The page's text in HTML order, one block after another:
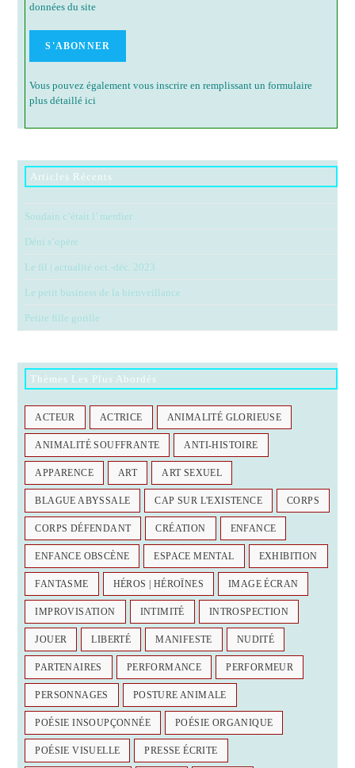
données du site
Vous pouvez également vous inscrire en remplissant un formulaire
plus détaillé ici
Articles Récents
Soudain c’était l’ merdier
Déni s’opère
Le fil | actualité oct.-déc. 2023
Le petit business de la bienveillance
Petite fille gorille
Thèmes Les Plus Abordés
ACTEUR ACTRICE ANIMALITÉ GLORIEUSE
ANIMALITÉ SOUFFRANTE ANTI-HISTOIRE
APPARENCE ART ART SEXUEL
BLAGUE ABYSSALE CAP SUR L'EXISTENCE CORPS
CORPS DÉFENDANT CRÉATION ENFANCE
ENFANCE OBSCÈNE ESPACE MENTAL EXHIBITION
FANTASME HÉROS | HÉROÏNES IMAGE ÉCRAN
IMPROVISATION INTIMITÉ INTROSPECTION
JOUER LIBERTÉ MANIFESTE NUDITÉ
PARTENAIRES PERFORMANCE PERFORMEUR
PERSONNAGES POSTURE ANIMALE
POÉSIE INSOUPÇONNÉE POÉSIE ORGANIQUE
POÉSIE VISUELLE PRESSE ÉCRITE